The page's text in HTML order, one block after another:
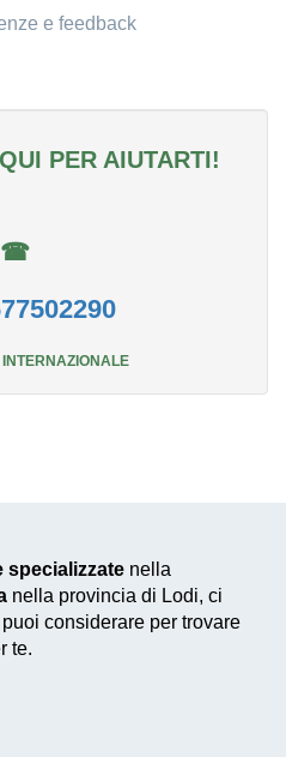
e feedback
PER AIUTARTI!
☎
specializzate nella
nella provincia di Lodi, ci
considerare per trovare
te.